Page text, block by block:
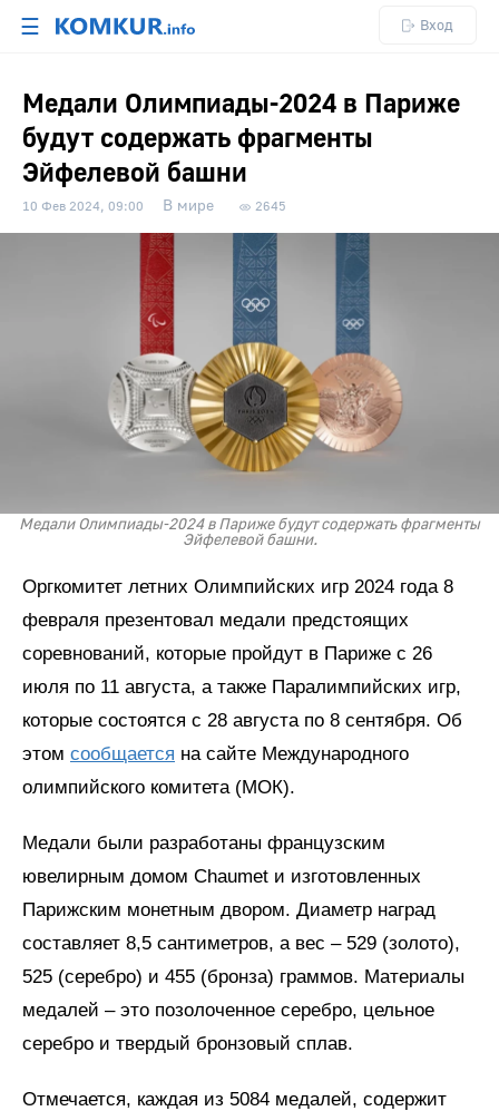
☰ Вход
Медали Олимпиады-2024 в Париже
будут содержать фрагменты
Эйфелевой башни
10 Фев 2024, 09:00 В мире 2645
Медали Олимпиады-2024 в Париже будут содержать фрагменты
Эйфелевой башни.
Оргкомитет летних Олимпийских игр 2024 года 8
февраля презентовал медали предстоящих
соревнований, которые пройдут в Париже с 26
июля по 11 августа, а также Паралимпийских игр,
которые состоятся с 28 августа по 8 сентября. Об
этом сообщается на сайте Международного
олимпийского комитета (МОК).
Медали были разработаны французским
ювелирным домом Chaumet и изготовленных
Парижским монетным двором. Диаметр наград
составляет 8,5 сантиметров, а вес – 529 (золото),
525 (серебро) и 455 (бронза) граммов. Материалы
медалей – это позолоченное серебро, цельное
серебро и твердый бронзовый сплав.
Отмечается, каждая из 5084 медалей, содержит